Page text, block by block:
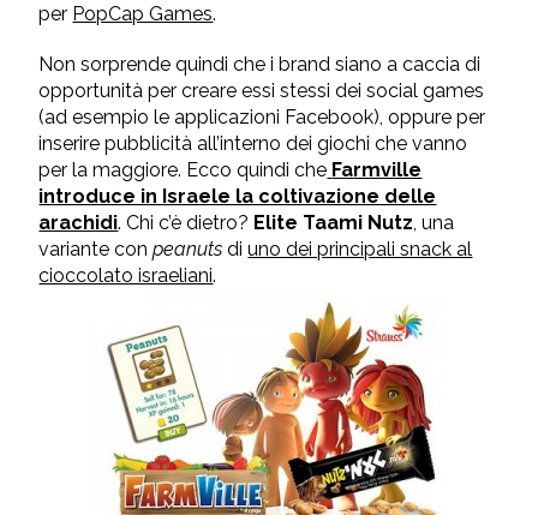
per PopCap Games.
Non sorprende quindi che i brand siano a caccia di
opportunità per creare essi stessi dei social games
(ad esempio le applicazioni Facebook), oppure per
inserire pubblicità all’interno dei giochi che vanno
per la maggiore. Ecco quindi che Farmville
introduce in Israele la coltivazione delle
arachidi. Chi c’è dietro? Elite Taami Nutz, una
variante conpeanuts diuno dei principali snack al
cioccolato israeliani.